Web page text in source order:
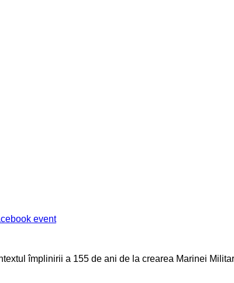
event
împlinirii a 155 de ani de la crearea Marinei